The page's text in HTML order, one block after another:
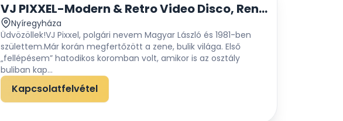
VJ PIXXEL-Modern & Retro Video Disco, Rendezvény DJ, Esküvő DJ
Nyíregyháza
Üdvözöllek!VJ Pixxel, polgári nevem Magyar László és 1981-ben
születtem.Már korán megfertőzött a zene, bulik világa. Első
„fellépésem” hatodikos koromban volt, amikor is az osztály
buliban kap...
Kapcsolatfelvétel